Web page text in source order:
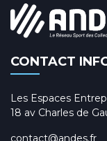
CONTACT
Les Espaces
18 av Charles de
contact@andes.fr